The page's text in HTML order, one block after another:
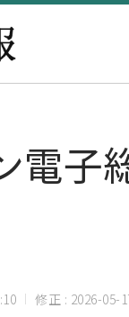
電子
修正 : 2026-05-